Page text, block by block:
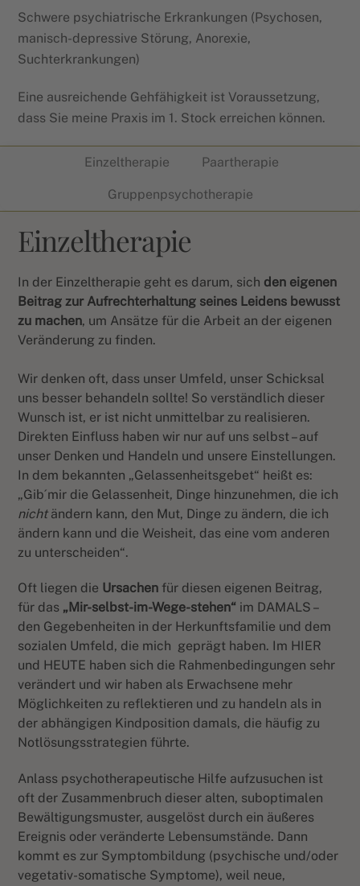
Schwere psychiatrische Erkrankungen (Psychosen,
manisch-depressive Störung, Anorexie,
Suchterkrankungen)
Eine ausreichende Gehfähigkeit ist Voraussetzung,
dass Sie meine Praxis im 1. Stock erreichen können.
Einzeltherapie Paartherapie
Gruppenpsychotherapie
Einzeltherapie
In der Einzeltherapie geht es darum, sich den eigenen
Beitrag zur Aufrechterhaltung seines Leidens bewusst
zu machen, um Ansätze für die Arbeit an der eigenen
Veränderung zu finden.
Wir denken oft, dass unser Umfeld, unser Schicksal
uns besser behandeln sollte! So verständlich dieser
Wunsch ist, er ist nicht unmittelbar zu realisieren.
Direkten Einfluss haben wir nur auf uns selbst – auf
unser Denken und Handeln und unsere Einstellungen.
In dem bekannten „Gelassenheitsgebet“ heißt es:
„Gib´mir die Gelassenheit, Dinge hinzunehmen, die ich
nichtändern kann, den Mut, Dinge zu ändern, die ich
ändern kann und die Weisheit, das eine vom anderen
zu unterscheiden“.
Oft liegen die Ursachen für diesen eigenen Beitrag,
für das „Mir-selbst-im-Wege-stehen“ im DAMALS –
den Gegebenheiten in der Herkunftsfamilie und dem
sozialen Umfeld, die mich geprägt haben. Im HIER
und HEUTE haben sich die Rahmenbedingungen sehr
verändert und wir haben als Erwachsene mehr
Möglichkeiten zu reflektieren und zu handeln als in
der abhängigen Kindposition damals, die häufig zu
Notlösungsstrategien führte.
Anlass psychotherapeutische Hilfe aufzusuchen ist
oft der Zusammenbruch dieser alten, suboptimalen
Bewältigungsmuster, ausgelöst durch ein äußeres
Ereignis oder veränderte Lebensumstände. Dann
kommt es zur Symptombildung (psychische und/oder
vegetativ-somatische Symptome), weil neue,